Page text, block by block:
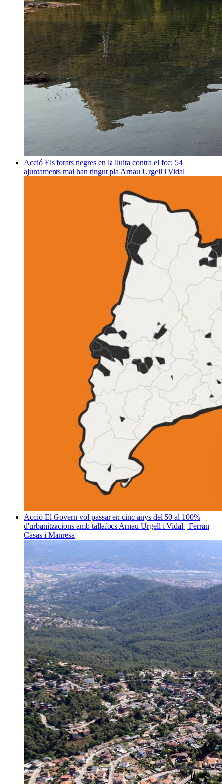
Acció Els forats negres en la lluita contra el foc: 54
ajuntaments mai han tingut pla Arnau Urgell i Vidal
Acció El Govern vol passar en cinc anys del 50 al 100%
d'urbanitzacions amb tallafocs Arnau Urgell i Vidal | Ferran
Casas i Manresa